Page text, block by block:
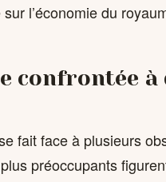
l’économie du
confrontée
fait face à plusieurs
préoccupants